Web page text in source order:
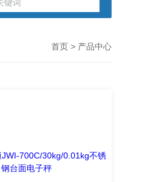
首页 > 产品中心